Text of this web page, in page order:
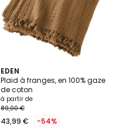
EDEN
Plaid à franges, en 100% gaze
de coton
à partir de
89,00 €
43,99 € -54%
18
Couleurs